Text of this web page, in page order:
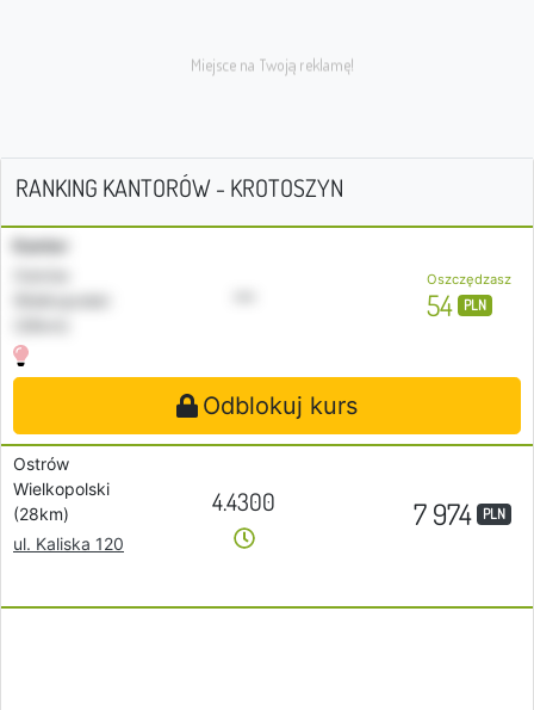
RANKING KANTORÓW - KROTOSZYN
Kantor
•••
Oszczędzasz
54 PLN
Odblokuj kurs
Ostrów
Wielkopolski
(28km)
ul. Kaliska 120
4.4300 7 974 PLN